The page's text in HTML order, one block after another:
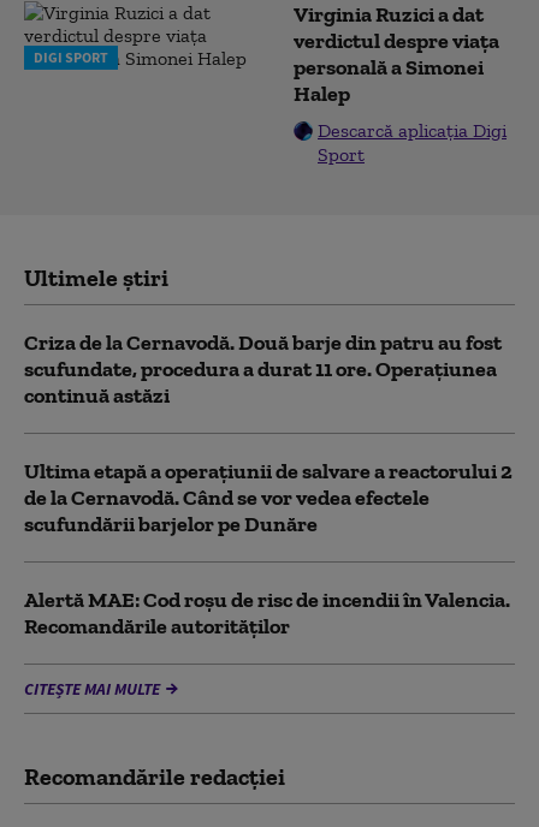
DIGI SPORT
Virginia Ruzici a dat
verdictul despre viața
personală a Simonei
Halep
Descarcă aplicația Digi
Sport
Ultimele știri
Criza de la Cernavodă. Două barje din patru au fost
scufundate, procedura a durat 11 ore. Operațiunea
continuă astăzi
Ultima etapă a operațiunii de salvare a reactorului 2
de la Cernavodă. Când se vor vedea efectele
scufundării barjelor pe Dunăre
Alertă MAE: Cod roșu de risc de incendii în Valencia.
Recomandările autorităților
CITEȘTE MAI MULTE
Recomandările redacţiei